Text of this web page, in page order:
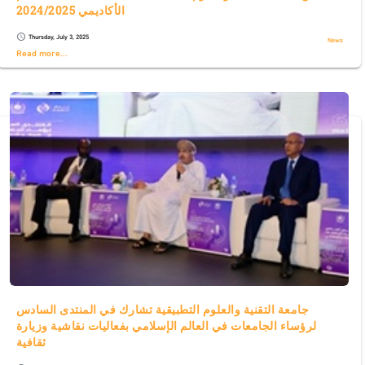
الأكاديمي 2024/2025
schedule Thursday, July 3, 2025 News
Read more...
جامعة التقنية والعلوم التطبيقية تشارك في المنتدى السادس
لرؤساء الجامعات في العالم الإسلامي بفعاليات نقاشية وزيارة
ثقافية